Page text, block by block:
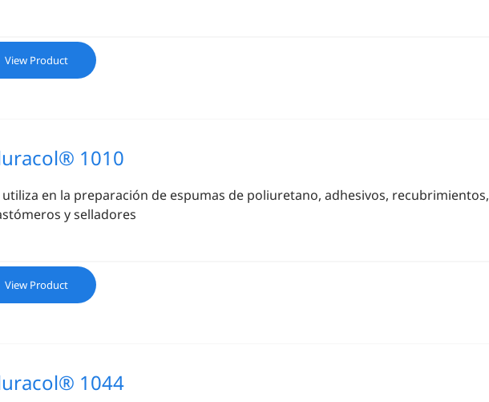
View Product
1010
utiliza en la preparación de espumas de poliuretano, adhesivos, recubrimientos,
y selladores
View Product
1044